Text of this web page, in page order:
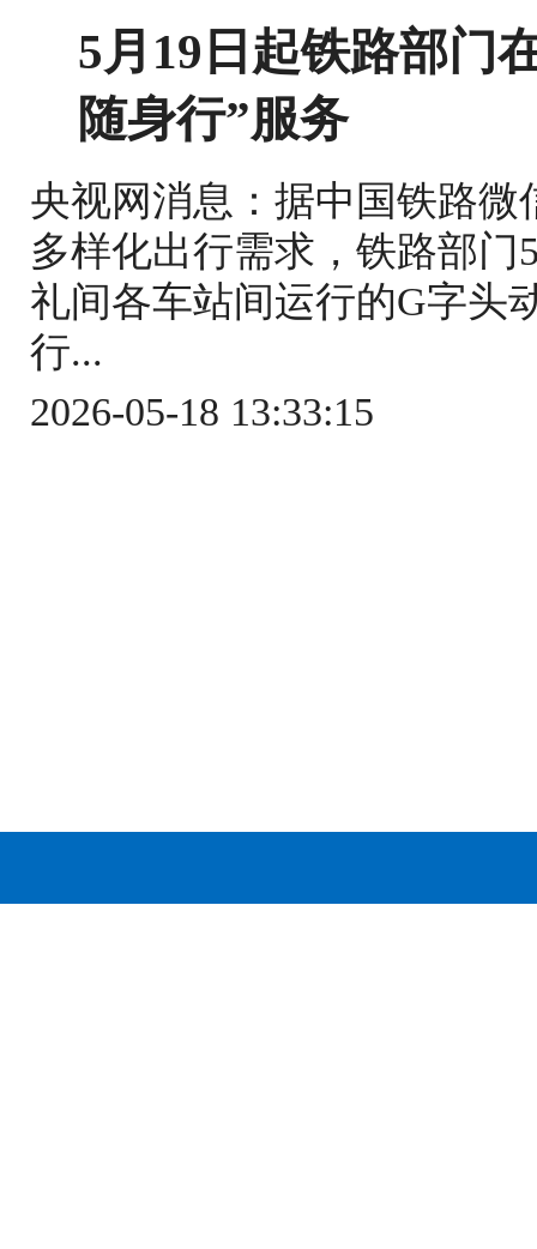
5月19日起铁路部门
随身行”服务
央视网消息：据中国铁路
多样化出行需求，铁路部门
礼间各车站间运行的G字头
行...
2026-05-18 13:33:15